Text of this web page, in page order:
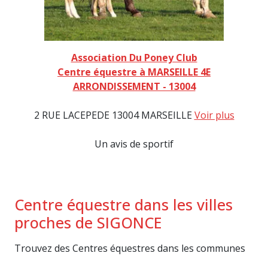
Association Du Poney Club
Centre équestre à MARSEILLE 4E
ARRONDISSEMENT - 13004
2 RUE LACEPEDE 13004 MARSEILLEVoir plus
Un avis de sportif
Centre équestre dans les villes
proches de SIGONCE
Trouvez des Centres équestres dans les communes